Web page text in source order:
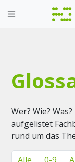
Wer? Wie?
aufgelistet
rund um das